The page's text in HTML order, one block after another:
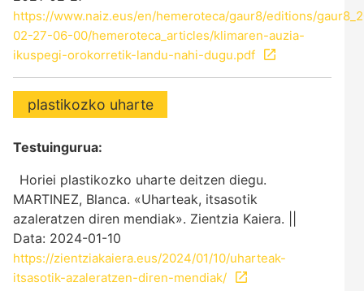
https://www.naiz.eus/en/hemeroteca/gaur8/editions/
02-27-06-00/hemeroteca_articles/klimaren-auzia-
ikuspegi-orokorretik-landu-nahi-dugu.pdf
plastikozko uharte
Testuingurua:
Horiei plastikozko uharte deitzen diegu.
MARTINEZ, Blanca. «Uharteak, itsasotik
azaleratzen diren mendiak». Zientzia Kaiera. ||
Data: 2024-01-10
https://zientziakaiera.eus/2024/01/10/uharteak-
itsasotik-azaleratzen-diren-mendiak/